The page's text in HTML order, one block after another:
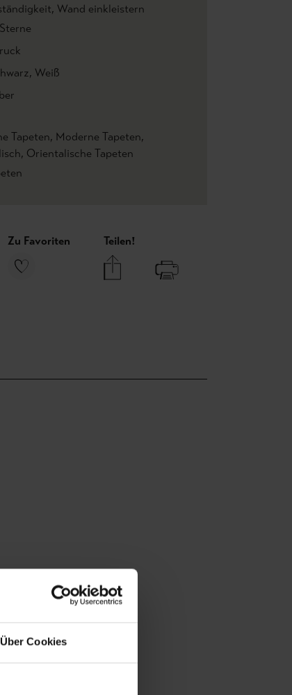
Über Cookies
, Wand einkleistern
, Weiß
Tapeten, Moderne Tapeten,
, Orientalische Tapeten
Zu Favoriten Teilen!